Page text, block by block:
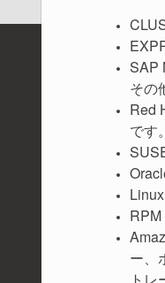
SAP
その
Red
です。
ー、
トレ